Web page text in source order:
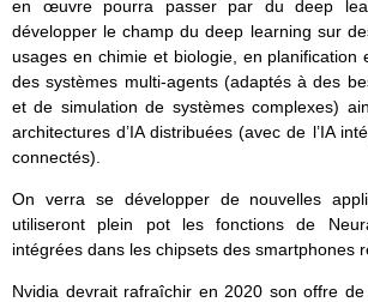
en œuvre pourra passer par du deep
développer le champ du deep learning sur
usages en chimie et biologie, en planification
des systèmes multi-agents (adaptés à des
et de simulation de systèmes complexes)
architectures d’IA distribuées (avec de l’IA
connectés).
On verra se développer de nouvelles
utiliseront plein pot les fonctions de
intégrées dans les chipsets des smartphones
Nvidia devrait rafraîchir en 2020 son offre de